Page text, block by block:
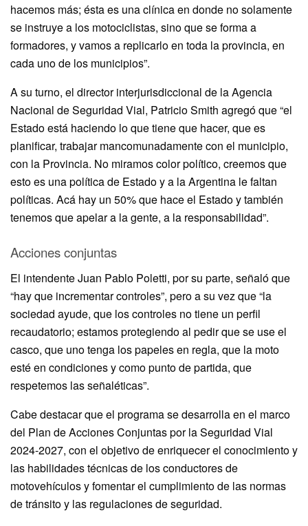
hacemos más; ésta es una clínica en donde no solamente
se instruye a los motociclistas, sino que se forma a
formadores, y vamos a replicarlo en toda la provincia, en
cada uno de los municipios”.
A su turno, el director interjurisdiccional de la Agencia
Nacional de Seguridad Vial, Patricio Smith agregó que “el
Estado está haciendo lo que tiene que hacer, que es
planificar, trabajar mancomunadamente con el municipio,
con la Provincia. No miramos color político, creemos que
esto es una política de Estado y a la Argentina le faltan
políticas. Acá hay un 50% que hace el Estado y también
tenemos que apelar a la gente, a la responsabilidad”.
Acciones conjuntas
El intendente Juan Pablo Poletti, por su parte, señaló que
“hay que incrementar controles”, pero a su vez que “la
sociedad ayude, que los controles no tiene un perfil
recaudatorio; estamos protegiendo al pedir que se use el
casco, que uno tenga los papeles en regla, que la moto
esté en condiciones y como punto de partida, que
respetemos las señaléticas”.
Cabe destacar que el programa se desarrolla en el marco
del Plan de Acciones Conjuntas por la Seguridad Vial
2024-2027, con el objetivo de enriquecer el conocimiento y
las habilidades técnicas de los conductores de
motovehículos y fomentar el cumplimiento de las normas
de tránsito y las regulaciones de seguridad.